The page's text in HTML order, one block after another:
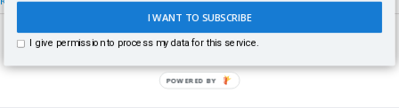
I WANT TO SUBSCRIBE
I give permission to process my data for this service.
POWERED BY